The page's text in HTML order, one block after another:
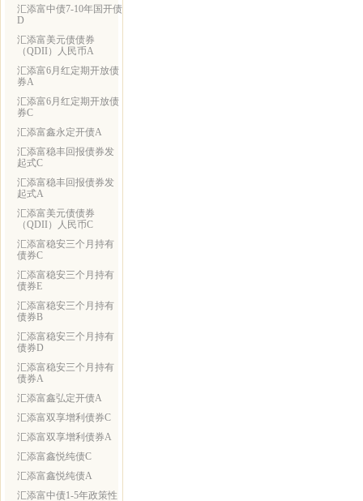
汇添富中债7-10年国开债
D
汇添富美元债债券
（QDII）人民币A
汇添富6月红定期开放债
券A
汇添富6月红定期开放债
券C
汇添富鑫永定开债A
汇添富稳丰回报债券发
起式C
汇添富稳丰回报债券发
起式A
汇添富美元债债券
（QDII）人民币C
汇添富稳安三个月持有
债券C
汇添富稳安三个月持有
债券E
汇添富稳安三个月持有
债券B
汇添富稳安三个月持有
债券D
汇添富稳安三个月持有
债券A
汇添富鑫弘定开债A
汇添富双享增利债券C
汇添富双享增利债券A
汇添富鑫悦纯债C
汇添富鑫悦纯债A
汇添富中债1-5年政策性